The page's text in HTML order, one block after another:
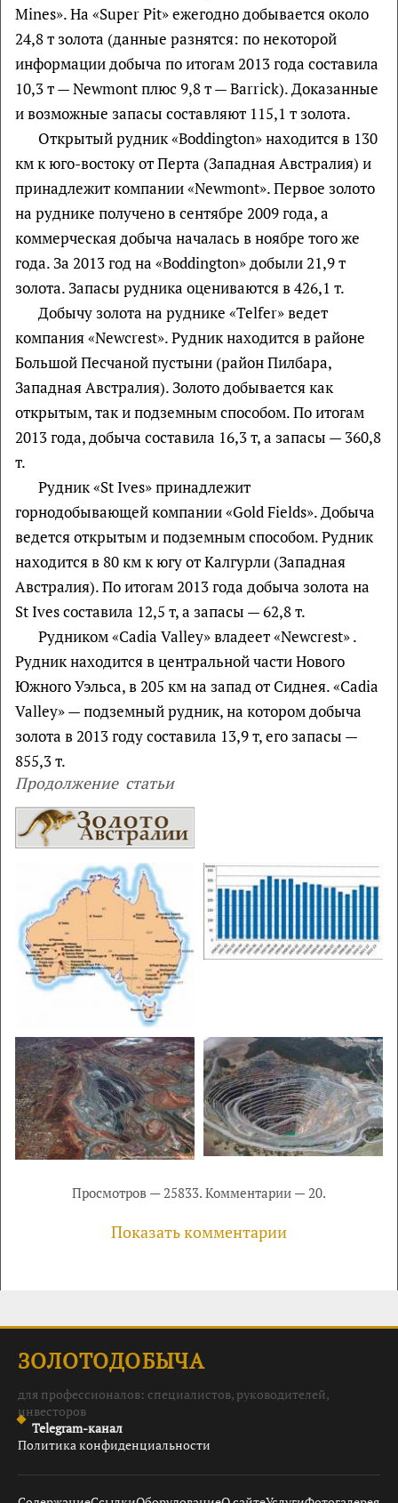
Mines». На «Super Pit» ежегодно добывается около
24,8 т золота (данные разнятся: по некоторой
информации добыча по итогам 2013 года составила
10,3 т — Newmont плюс 9,8 т — Barrick). Доказанные
и возможные запасы составляют 115,1 т золота.
Открытый рудник «Boddington» находится в 130
км к юго-востоку от Перта (Западная Австралия) и
принадлежит компании «Newmont». Первое золото
на руднике получено в сентябре 2009 года, а
коммерческая добыча началась в ноябре того же
года. За 2013 год на «Boddington» добыли 21,9 т
золота. Запасы рудника оцениваются в 426,1 т.
Добычу золота на руднике «Telfer» ведет
компания «Newcrest». Рудник находится в районе
Большой Песчаной пустыни (район Пилбара,
Западная Австралия). Золото добывается как
открытым, так и подземным способом. По итогам
2013 года, добыча составила 16,3 т, а запасы — 360,8
т.
Рудник «St Ives» принадлежит
горнодобывающей компании «Gold Fields». Добыча
ведется открытым и подземным способом. Рудник
находится в 80 км к югу от Калгурли (Западная
Австралия). По итогам 2013 года добыча золота на
St Ives составила 12,5 т, а запасы — 62,8 т.
Рудником «Cadia Valley» владеет «Newcrest» .
Рудник находится в центральной части Нового
Южного Уэльса, в 205 км на запад от Сиднея. «Cadia
Valley» — подземный рудник, на котором добыча
золота в 2013 году составила 13,9 т, его запасы —
855,3 т.
Продолжение статьи
Просмотров — 25833. Комментарии — 20.
Показать комментарии
ЗОЛОТОДОБЫЧА
для профессионалов: специалистов, руководителей,
инвесторов
Telegram-канал
Политика конфиденциальности